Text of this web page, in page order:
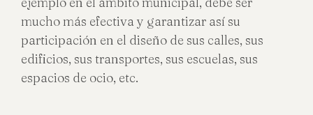
mucho más efectiva y garantizar así su
participación en el diseño de sus calles, sus
edificios, sus transportes, sus escuelas, sus
espacios de ocio, etc.